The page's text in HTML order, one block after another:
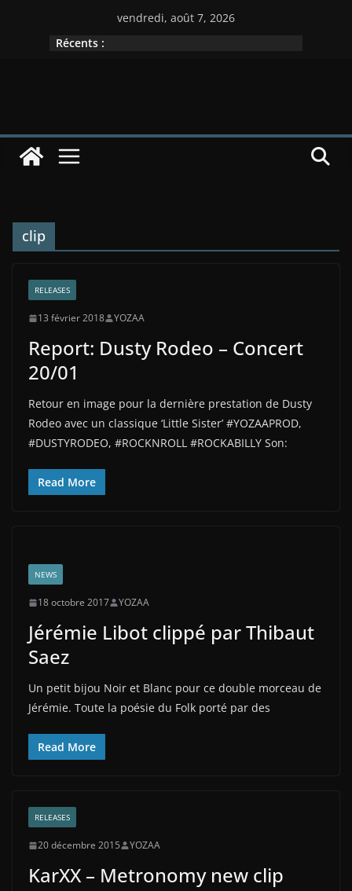
vendredi, août 7, 2026
Récents :
clip
RELEASES
13 février 2018 YOZAA
Report: Dusty Rodeo – Concert
20/01
Retour en image pour la dernière prestation de Dusty
Rodeo avec un classique ‘Little Sister’ #YOZAAPROD,
#DUSTYRODEO, #ROCKNROLL #ROCKABILLY Son:
Read More
NEWS
18 octobre 2017 YOZAA
Jérémie Libot clippé par Thibaut
Saez
Un petit bijou Noir et Blanc pour ce double morceau de
Jérémie. Toute la poésie du Folk porté par des
Read More
RELEASES
20 décembre 2015 YOZAA
KarXX – Metronomy new clip